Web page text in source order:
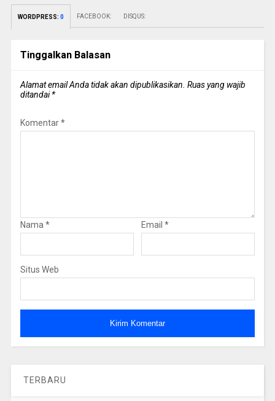
WORDPRESS: 0 FACEBOOK: DISQUS:
Tinggalkan Balasan
Alamat email Anda tidak akan dipublikasikan. Ruas yang wajib
ditandai*
Komentar*
Nama * Email *
Situs Web
TERBARU